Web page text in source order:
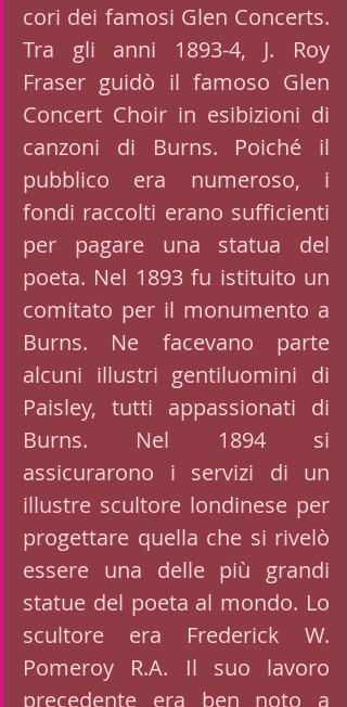
cori dei famosi Glen Concerts.
Tra gli anni 1893-4, J. Roy
Fraser guidò il famoso Glen
Concert Choir in esibizioni di
canzoni di Burns. Poiché il
pubblico era numeroso, i
fondi raccolti erano sufficienti
per pagare una statua del
poeta. Nel 1893 fu istituito un
comitato per il monumento a
Burns. Ne facevano parte
alcuni illustri gentiluomini di
Paisley, tutti appassionati di
Burns. Nel 1894 si
assicurarono i servizi di un
illustre scultore londinese per
progettare quella che si rivelò
essere una delle più grandi
statue del poeta al mondo. Lo
scultore era Frederick W.
Pomeroy R.A. Il suo lavoro
precedente era ben noto a